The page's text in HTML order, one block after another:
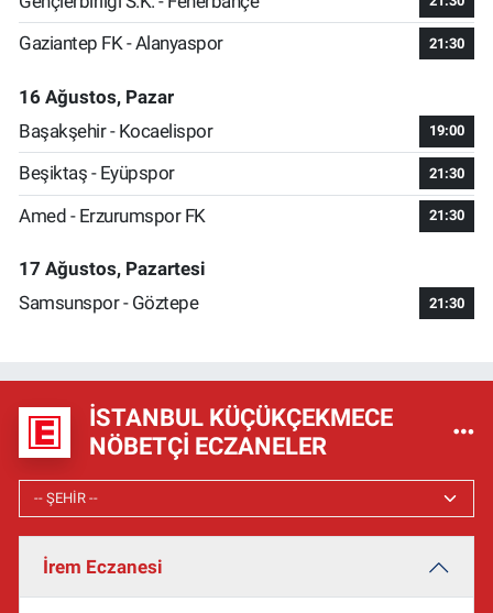
Gaziantep FK - Alanyaspor 21:30
16 Ağustos, Pazar
Başakşehir - Kocaelispor
19:00
Beşiktaş - Eyüpspor 21:30
Amed - Erzurumspor FK 21:30
17 Ağustos, Pazartesi
Samsunspor - Göztepe
21:30
İSTANBUL KÜÇÜKÇEKMECE
NÖBETÇI ECZANELER
İrem Eczanesi